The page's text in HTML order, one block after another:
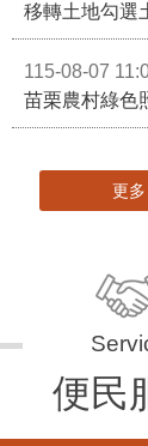
移轉土地勾選
115-08-07
更多
便民